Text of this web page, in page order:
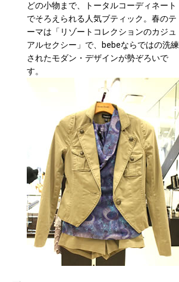
どの小物まで、トータルコーディネート
でそろえられる人気ブティック。春のテ
ーマは「リゾートコレクションのカジュ
アルセクシー」で、bebeならではの洗練
されたモダン・デザインが勢ぞろいで
す。